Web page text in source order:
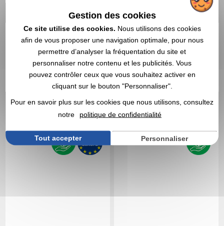
0,84 CHF
0,91 €
: 272 300 articles
DEVIS EXPRESS
0,54 €
En stock: 263 402 articles
DEVIS EXPRESS
Ballon de baudruche
Éventail en rPET
Gestion des cookies
Ce site utilise des cookies. Nous utilisons des cookies
afin de vous proposer une navigation optimale, pour nous
permettre d’analyser la fréquentation du site et
personnaliser notre contenu et les publicités. Vous
pouvez contrôler ceux que vous souhaitez activer en
cliquant sur le bouton "Personnaliser".
Pour en savoir plus sur les cookies que nous utilisons, consultez
notre
politique de confidentialité
Tout accepter Personnaliser